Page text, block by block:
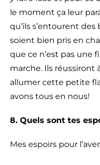
le moment ça leur
qu’ils s’entourent des
soient bien pris en
que ce n’est pas une
marche. Ils réussiront
allumer cette petite
avons tous en nous!
8. Quels sont tes
Mes espoirs pour